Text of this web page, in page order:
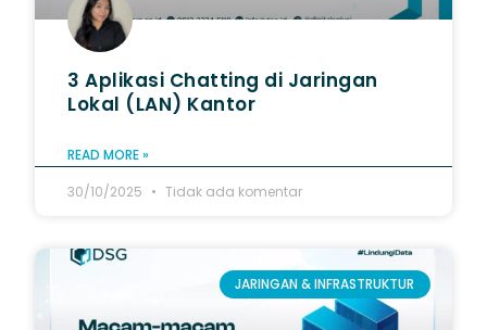
3 Aplikasi Chatting di Jaringan
Lokal (LAN) Kantor
READ MORE »
30/10/2025
Tidak ada komentar
JARINGAN & INFRASTRUKTUR